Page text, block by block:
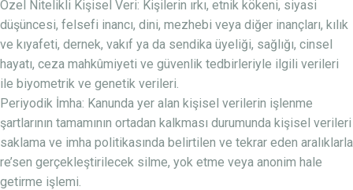
Özel Nitelikli Kişisel Veri: Kişilerin ırkı, etnik kökeni, siyasi
düşüncesi, felsefi inancı, dini, mezhebi veya diğer inançları, kılık
ve kıyafeti, dernek, vakıf ya da sendika üyeliği, sağlığı, cinsel
hayatı, ceza mahkûmiyeti ve güvenlik tedbirleriyle ilgili verileri
ile biyometrik ve genetik verileri.
Periyodik İmha: Kanunda yer alan kişisel verilerin işlenme
şartlarının tamamının ortadan kalkması durumunda kişisel verileri
saklama ve imha politikasında belirtilen ve tekrar eden aralıklarla
re’sen gerçekleştirilecek silme, yok etme veya anonim hale
getirme işlemi.